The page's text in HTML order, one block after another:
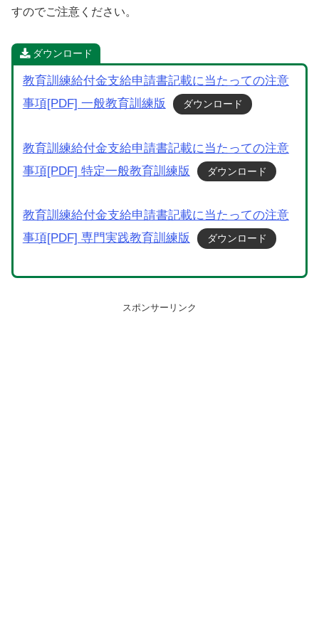
すのでご注意ください。
ダウンロード
教育訓練給付金支給申請書記載に当たっての注意
事項[PDF] 一般教育訓練版
ダウンロード
教育訓練給付金支給申請書記載に当たっての注意
事項[PDF] 特定一般教育訓練版
ダウンロード
教育訓練給付金支給申請書記載に当たっての注意
事項[PDF] 専門実践教育訓練版
ダウンロード
スポンサーリンク